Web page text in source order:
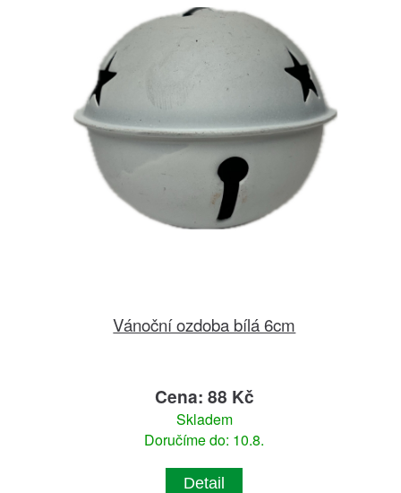
Vánoční ozdoba bílá 6cm
Cena: 88 Kč
Skladem
Doručíme do: 10.8.
Detail